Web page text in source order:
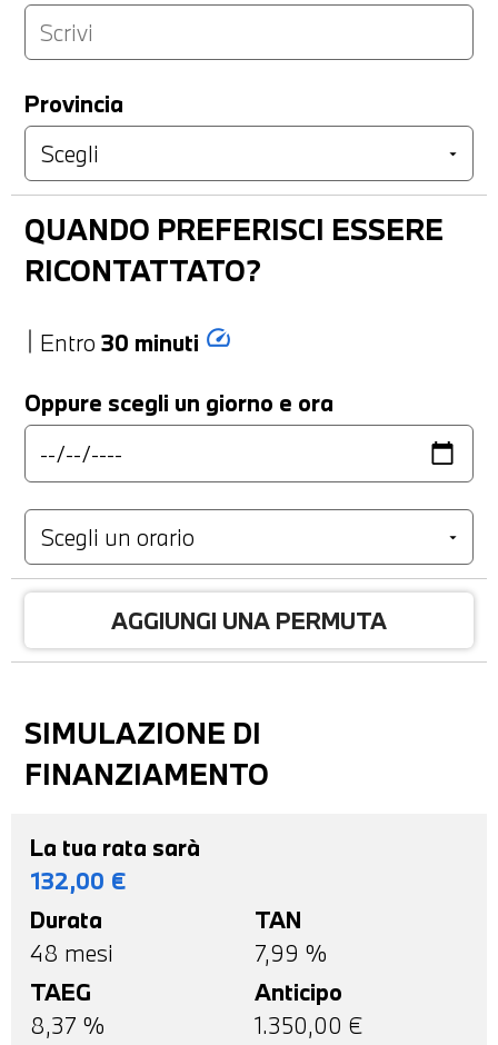
Provincia
QUANDO PREFERISCI ESSERE
RICONTATTATO?
Entro 30 minuti speed
Oppure scegli un giorno e ora
AGGIUNGI UNA PERMUTA
SIMULAZIONE DI
FINANZIAMENTO
La tua rata sarà
132,00 €
Durata
48 mesi
TAN
7,99 %
TAEG
8,37 %
Anticipo
1.350,00 €